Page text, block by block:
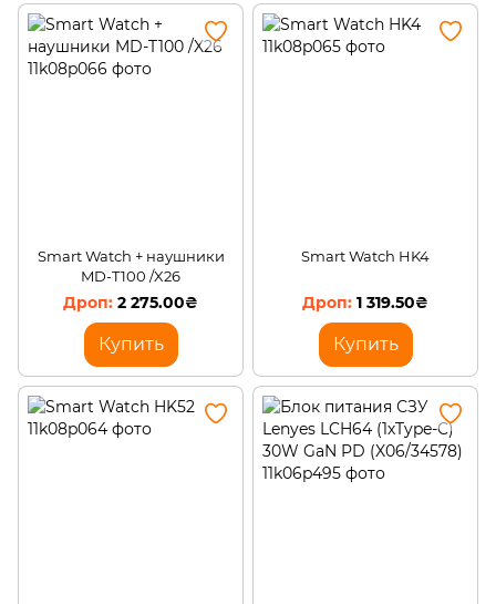
Smart Watch + наушники
MD-T100 /X26
2 275.00₴
Купить
Smart Watch HK4
1 319.50₴
Купить